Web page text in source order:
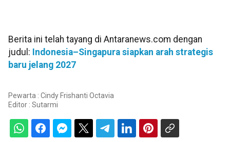
Berita ini telah tayang di Antaranews.com dengan
judul: Indonesia–Singapura siapkan arah strategis
baru jelang 2027
Pewarta : Cindy Frishanti Octavia
Editor : Sutarmi